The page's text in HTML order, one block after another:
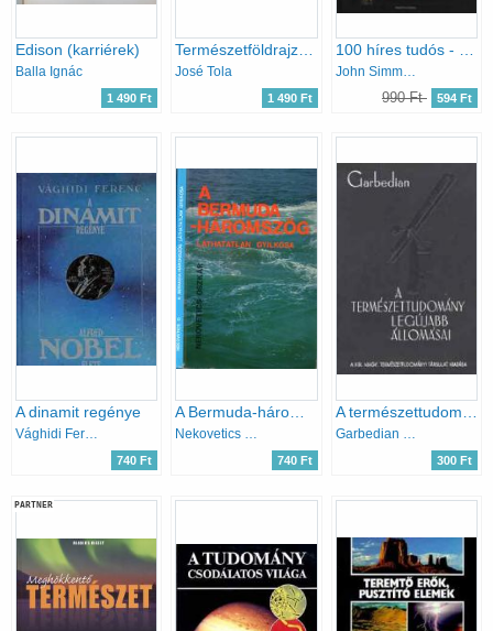
Edison (karriérek)
Balla Ignác
1 490 Ft
José Tola
1 490 Ft
John Simmons
990 Ft 594 Ft
A dinamit regénye
Vághidi Ferenc
740 Ft
Nekovetics Oszkár
740 Ft
Garbedian H. Gordon
300 Ft
PARTNER